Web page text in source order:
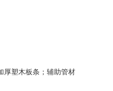
厚塑木板条；辅助管材